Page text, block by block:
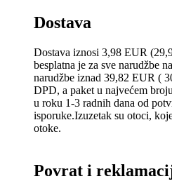
Dostava
Dostava iznosi 3,98 EUR
besplatna je za sve narudžbe
narudžbe iznad 39,82 EUR (
DPD, a paket u najvećem
u roku 1-3 radnih dana od
isporuke.Izuzetak su otoci,
otoke.
Povrat i